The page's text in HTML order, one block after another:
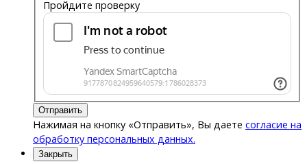
Пройдите проверку
Отправить
Нажимая на кнопку «Отправить», Вы даете согласие на
обработку персональных данных.
Закрыть